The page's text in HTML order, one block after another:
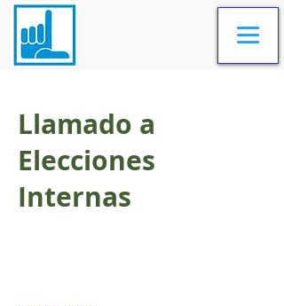
Llamado a
Elecciones
Internas